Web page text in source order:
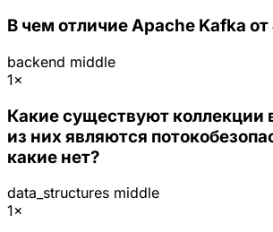
В чем отличие Apache Kafka
backend middle
1×
Какие существуют коллекции
из них являются
какие нет?
data_structures middle
1×